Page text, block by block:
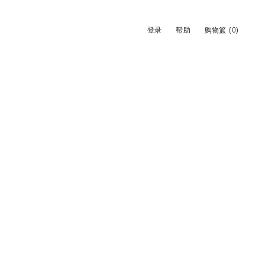
登录 帮助 购物篮 (0)